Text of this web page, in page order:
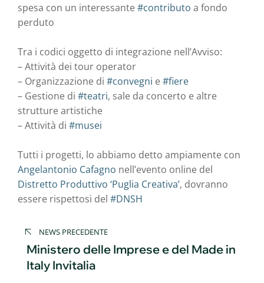
spesa con un interessante#contributo a fondo
perduto
Tra i codici oggetto di integrazione nell’Avviso:
– Attività dei tour operator
– Organizzazione di #convegni e#fiere
– Gestione di #teatri, sale da concerto e altre
strutture artistiche
– Attività di #musei
Tutti i progetti, lo abbiamo detto ampiamente con
Angelantonio Cafagno nell’evento online del
Distretto Produttivo ‘Puglia Creativa’, dovranno
essere rispettosi del #DNSH
Navigazione
articoli
NEWS PRECEDENTE
Ministero delle Imprese e del Made in
Italy Invitalia